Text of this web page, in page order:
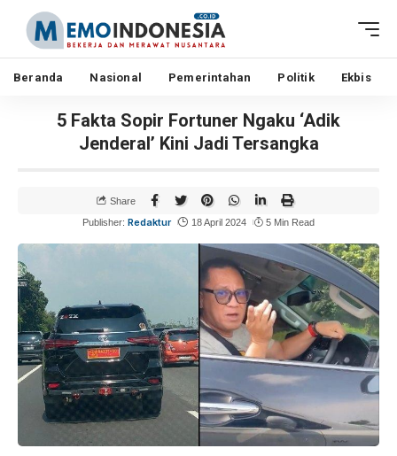
Beranda Nasional Pemerintahan Politik Ekbis
5 Fakta Sopir Fortuner Ngaku ‘Adik
Jenderal’ Kini Jadi Tersangka
Publisher: Redaktur 18 April 2024 5 Min Read
Share